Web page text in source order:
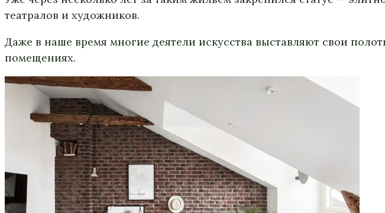
театралов и художников.
Даже в наше время многие деятели искусства выставляют свои
помещениях.